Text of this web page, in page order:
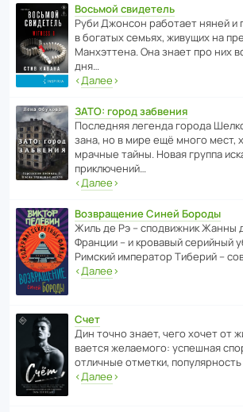
Восьмой свидетель
Руби Джонсон рабо­тает няней и
в богатых семьях, живущих на
Манх­эт­тена. Она знает про них
дня…
‹Далее›
ЗАТО: город забвения
После­дняя легенда города
зана, но в мире ещё много мест,
мрачные тайны. Новая группа
приключений…
‹Далее›
Возвращение Синей Бороды
Жиль де Рэ – спод­ви­жник Жанны
Франции – и кровавый серийный
Римский импе­ратор Тиберий –
‹Далее›
Счет
Дин точно знает, чего хочет от
ва­ется жела­е­мого: успе­шная
отли­чные отметки,
‹Далее›